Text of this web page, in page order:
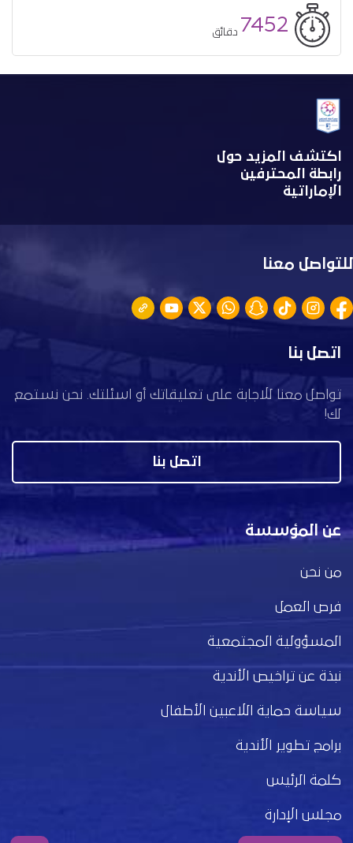
7452 دقائق
اكتشف المزيد حول
رابطة المحترفين
الإماراتية
للتواصل معنا
اتصل بنا
تواصل معنا للاجابة على تعليقاتك أو اسئلتك. نحن نستمع
لك!
اتصل بنا
عن المؤسسة
من نحن
فرص العمل
المسؤولية المجتمعية
نبذة عن تراخيص الأندية
سياسة حماية اللاعبين الأطفال
برامج تطوير الأندية
كلمة الرئيس
مجلس الإدارة